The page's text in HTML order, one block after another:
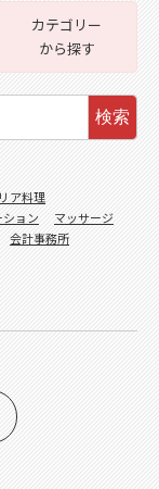
カテゴリー
から探す
検索
ア料理
ション
マッサージ
会計事務所